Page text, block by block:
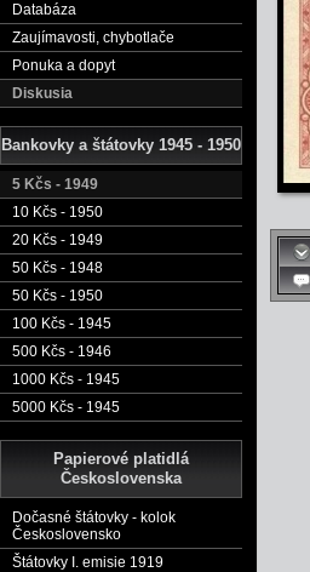
Databáza
Zaujímavosti, chybotlače
Ponuka a dopyt
Diskusia
Bankovky a štátovky 1945 - 1950
5 Kčs - 1949
10 Kčs - 1950
20 Kčs - 1949
50 Kčs - 1948
50 Kčs - 1950
100 Kčs - 1945
500 Kčs - 1946
1000 Kčs - 1945
5000 Kčs - 1945
Papierové platidlá
Československa
Dočasné štátovky - kolok
Československo
Štátovky I. emisie 1919